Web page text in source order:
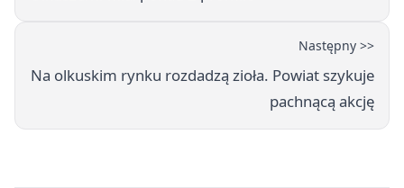
Następny >>
Na olkuskim rynku rozdadzą zioła. Powiat szykuje
pachnącą akcję